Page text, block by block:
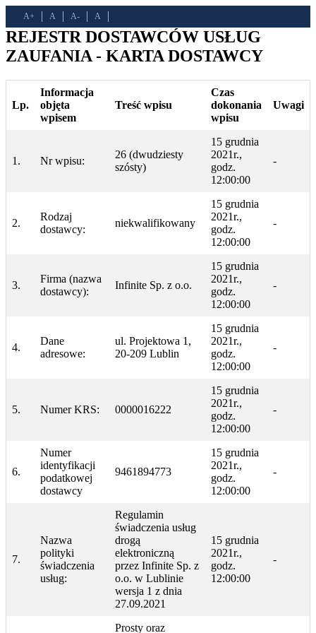
A+ A A- A
REJESTR DOSTAWCÓW USŁUG
ZAUFANIA - KARTA DOSTAWCY
Lp.
Informacja
objęta
wpisem
Treść wpisu
Czas
dokonania
wpisu
Uwagi
1. Nr wpisu:
26 (dwudziesty
szósty)
15 grudnia
2021r.,
godz.
12:00:00
-
2.
Rodzaj
dostawcy:
niekwalifikowany
15 grudnia
2021r.,
godz.
12:00:00
-
3.
Firma (nazwa
dostawcy):
Infinite Sp. z o.o.
15 grudnia
2021r.,
godz.
12:00:00
-
4.
Dane
adresowe:
ul. Projektowa 1,
20-209 Lublin
15 grudnia
2021r.,
godz.
12:00:00
-
5. Numer KRS: 0000016222
15 grudnia
2021r.,
godz.
12:00:00
-
6.
Numer
identyfikacji
podatkowej
dostawcy
9461894773
15 grudnia
2021r.,
godz.
12:00:00
-
7.
Nazwa
polityki
świadczenia
usług:
Regulamin
świadczenia usług
drogą
elektroniczną
przez Infinite Sp. z
o.o. w Lublinie
wersja 1 z dnia
27.09.2021
15 grudnia
2021r.,
godz.
12:00:00
-
Prosty oraz